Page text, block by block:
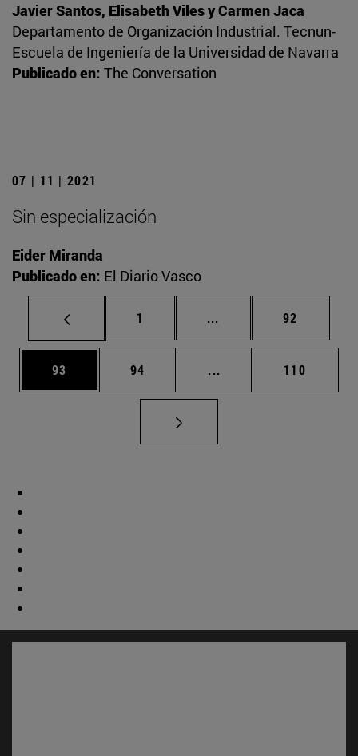
Javier Santos, Elisabeth Viles y Carmen Jaca
Departamento de Organización Industrial. Tecnun-
Escuela de Ingeniería de la Universidad de Navarra
Publicado en: The Conversation
07 | 11 | 2021
Sin especialización
Eider Miranda
Publicado en: El Diario Vasco
Página
1 ... Páginas intermedias
Página
92
Página
93 Página
94 ... Páginas intermedias
Página
110